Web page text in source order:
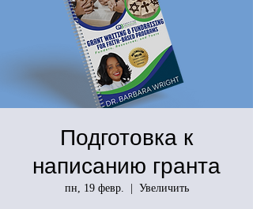
Подготовка к
написанию гранта
пн, 19 февр.
  |
Увеличить